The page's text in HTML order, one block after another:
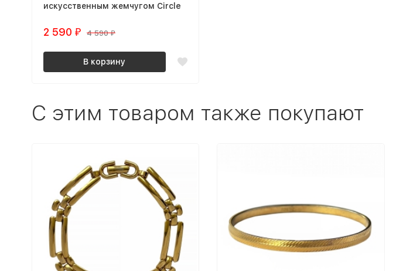
искусственным жемчугом Circle
2 590 ₽ 4 590 ₽
В корзину
C этим товаром также покупают